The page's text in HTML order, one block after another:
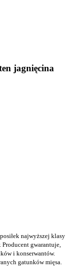
jagnięcina
najwyższej klasy
gwarantuje,
i konserwantów.
gatunków mięsa.